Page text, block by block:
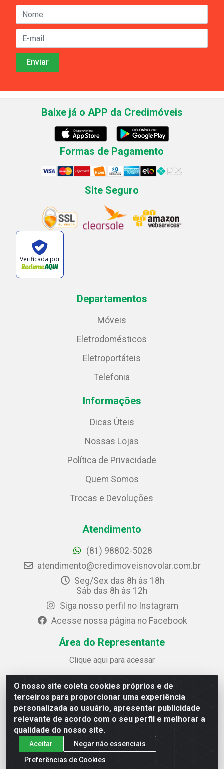
O nosso site coleta cookies próprios e de
terceiros para proporcionar uma experiência
personalizada ao usuário, apresentar publicidade
relevante de acordo com o seu perfil e melhorar a
qualidade do nosso site.
Aceitar
Negar não essenciais
Preferências de Cookies
Baixe já o APP da Credimóveis
Formas de Pagamento
Site Seguro
Verificada por
Departamentos
Móveis
Eletrodomésticos
Eletroportáteis
Telefonia
Informações
Dicas Úteis
Nossas Lojas
Política de Privacidade
Quem Somos
Trocas e Devoluções
Atendimento
(81) 98802-5028
atendimento@credimoveisnovolar.com.br
Seg/Sex das 8h às 18h
Sáb das 8h às 12h
Siga nosso perfil no Instagram
Acesse nossa página no Facebook
Área do Representante
Clique aqui para acessar
Credimóveis Novolar Ltda
Rua José Alves Bezerra, 430 - Prazeres - Jaboatão dos
Guararapes / PE - CEP 54.325-610
CNPJ: 09.930.165/0013-70